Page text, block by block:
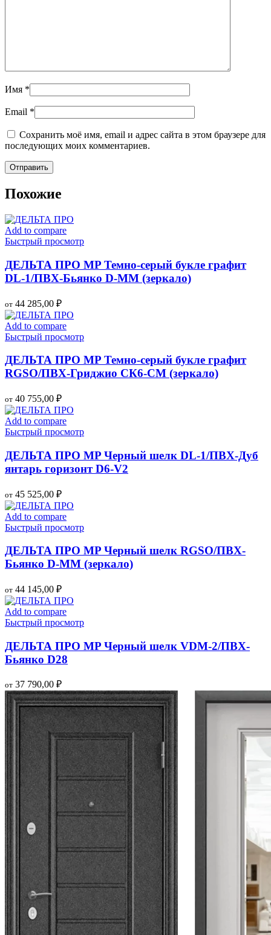
Имя *
Email *
Сохранить моё имя, email и адрес сайта в этом браузере для
последующих моих комментариев.
Похожие
Add to compare
Быстрый просмотр
ДЕЛЬТА ПРО MP Темно-серый букле графит
DL-1/ПВХ-Бьянко D-MМ (зеркало)
от 44 285,00 ₽
Add to compare
Быстрый просмотр
ДЕЛЬТА ПРО MP Темно-серый букле графит
RGSO/ПВХ-Гриджио СК6-СМ (зеркало)
от 40 755,00 ₽
Add to compare
Быстрый просмотр
ДЕЛЬТА ПРО MP Черный шелк DL-1/ПВХ-Дуб
янтарь горизонт D6-V2
от 45 525,00 ₽
Add to compare
Быстрый просмотр
ДЕЛЬТА ПРО MP Черный шелк RGSO/ПВХ-
Бьянко D-MМ (зеркало)
от 44 145,00 ₽
Add to compare
Быстрый просмотр
ДЕЛЬТА ПРО MP Черный шелк VDM-2/ПВХ-
Бьянко D28
от 37 790,00 ₽